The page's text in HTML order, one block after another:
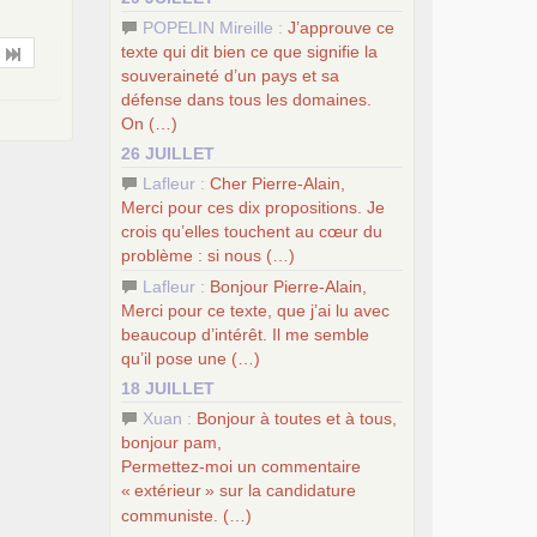
POPELIN Mireille : J’approuve ce
texte qui dit bien ce que signifie la
souveraineté d’un pays et sa
défense dans tous les domaines.
On (…)
26 JUILLET
Lafleur : Cher Pierre-Alain,
Merci pour ces dix propositions. Je
crois qu’elles touchent au cœur du
problème : si nous (…)
Lafleur : Bonjour Pierre-Alain,
Merci pour ce texte, que j’ai lu avec
beaucoup d’intérêt. Il me semble
qu’il pose une (…)
18 JUILLET
Xuan : Bonjour à toutes et à tous,
bonjour pam,
Permettez-moi un commentaire
« extérieur» sur la candidature
communiste. (…)